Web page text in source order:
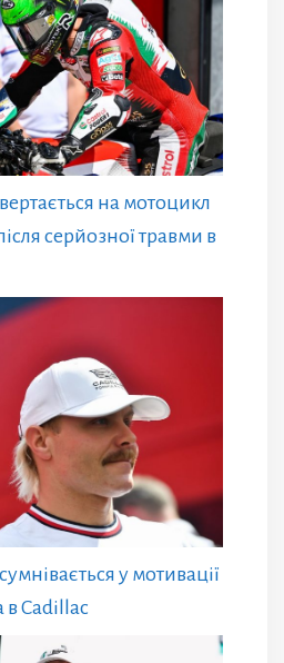
на мотоцикл
серйозної травми в
у мотивації
в Cadillac